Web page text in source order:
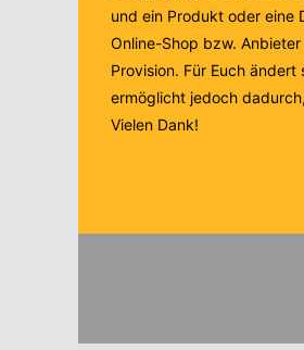
und ein Produkt oder eine
Online-Shop bzw.
Provision. Für Euch
ermöglicht jedoch
Vielen Dank!